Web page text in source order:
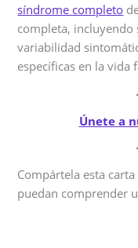
síndrome completo
completa, incluyendo
variabilidad
específicas en la vida
Únete a
Compártela esta
puedan comprender